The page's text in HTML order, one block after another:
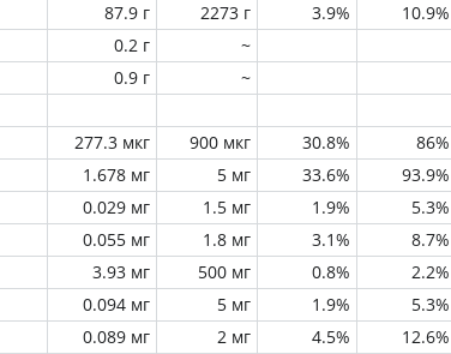
87.9 г 2273 г 3.9% 10.9%
0.2 г
~
0.9 г ~
277.3 мкг 900 мкг 30.8% 86%
1.678 мг 5 мг 33.6% 93.9%
0.029 мг 1.5 мг 1.9% 5.3%
0.055 мг 1.8 мг 3.1% 8.7%
3.93 мг 500 мг 0.8% 2.2%
0.094 мг 5 мг 1.9% 5.3%
0.089 мг 2 мг 4.5% 12.6%